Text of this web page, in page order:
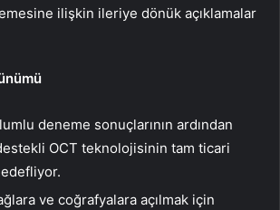
ilişkin ileriye dönük açıklamalar
deneme sonuçlarının ardından
OCT teknolojisinin tam ticari
ve coğrafyalara açılmak için